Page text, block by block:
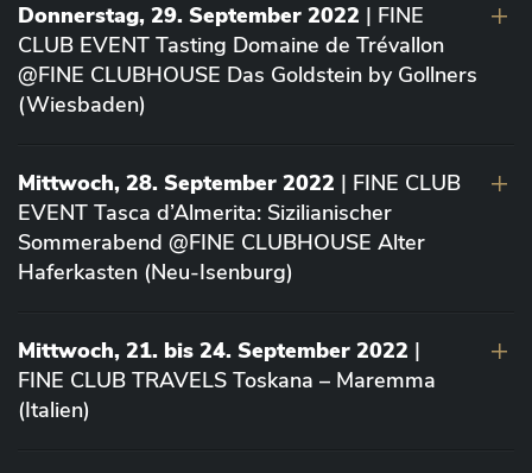
Donnerstag, 29. September 2022 | FINE
CLUB EVENT Tasting Domaine de Trévallon
@FINE CLUBHOUSE Das Goldstein by Gollners
(Wiesbaden)
Mittwoch, 28. September 2022 | FINE CLUB
EVENT Tasca d’Almerita: Sizilianischer
Sommerabend @FINE CLUBHOUSE Alter
Haferkasten (Neu-Isenburg)
Mittwoch, 21. bis 24. September 2022 |
FINE CLUB TRAVELS Toskana – Maremma
(Italien)